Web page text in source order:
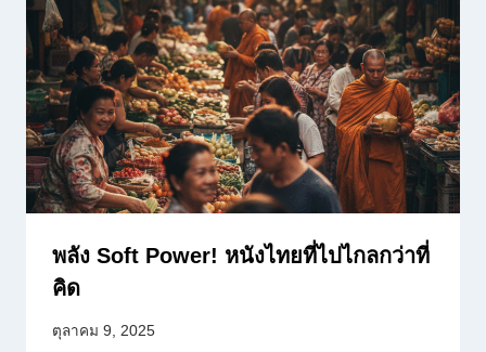
พลัง Soft Power! หนังไทยที่ไปไกลกว่าที่
คิด
ตุลาคม 9, 2025